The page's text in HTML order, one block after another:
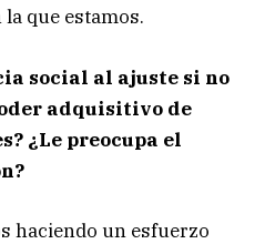
que estamos.
social al ajuste si no
adquisitivo de
¿Le preocupa el
haciendo un esfuerzo